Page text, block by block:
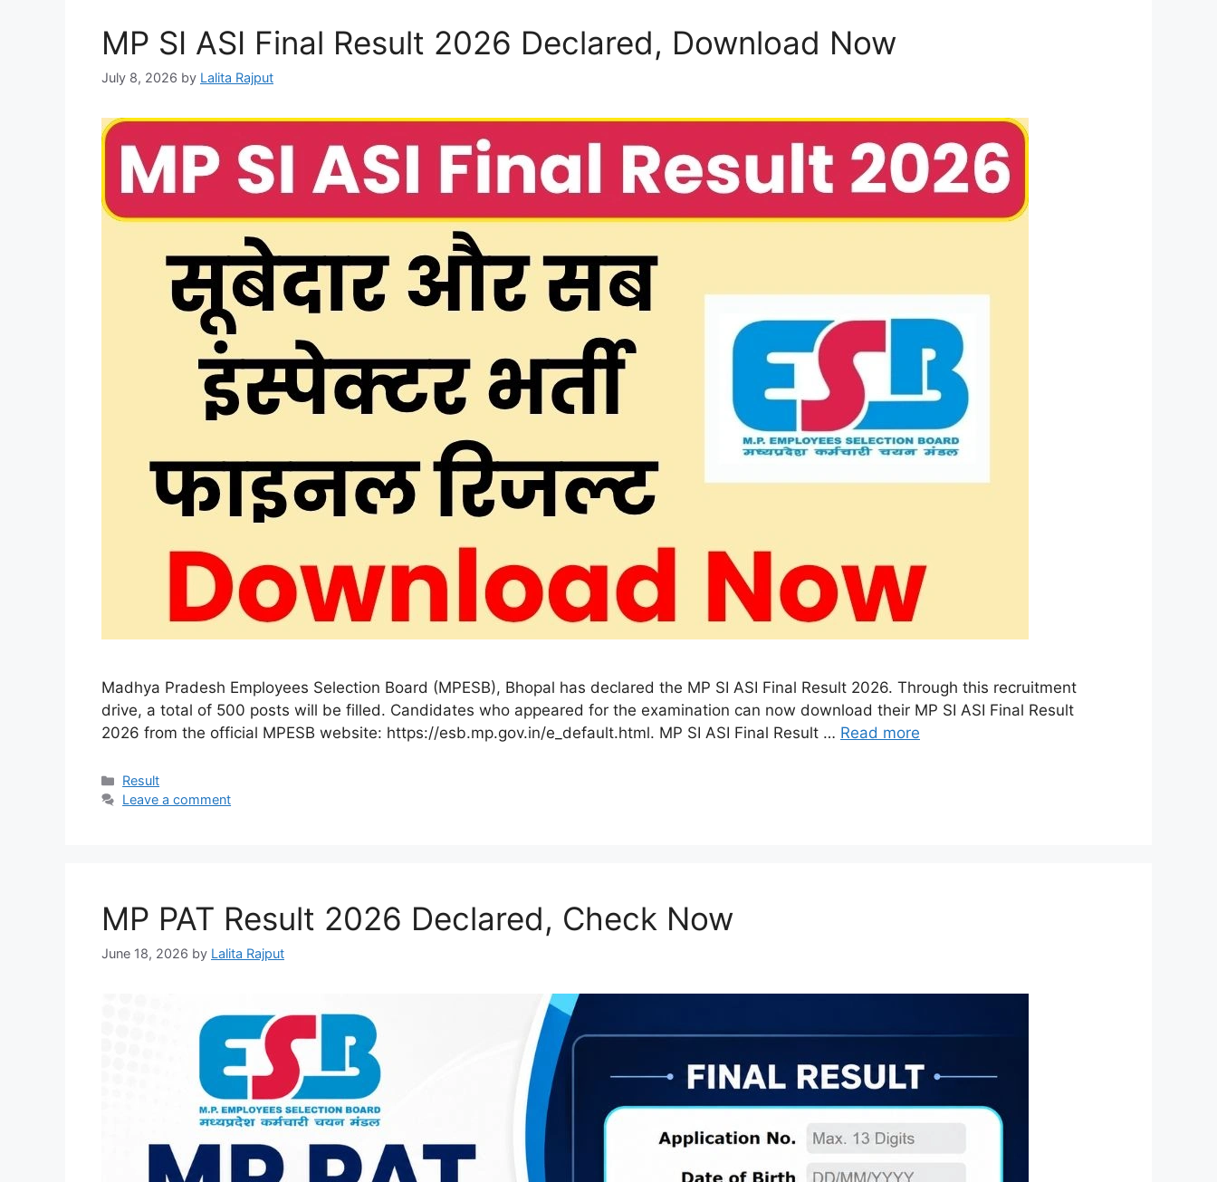
MP SI ASI Final Result 2026 Declared, Download Now
July 8, 2026 by Lalita Rajput
Madhya Pradesh Employees Selection Board (MPESB), Bhopal has declared the MP SI ASI Final Result 2026. Through this recruitment
drive, a total of 500 posts will be filled. Candidates who appeared for the examination can now download their MP SI ASI Final Result
2026 from the official MPESB website: https://esb.mp.gov.in/e_default.html. MP SI ASI Final Result … Read more
Categories
Result
Leave a comment
MP PAT Result 2026 Declared, Check Now
June 18, 2026 by Lalita Rajput